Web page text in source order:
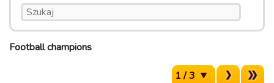
Football champions
1 / 3